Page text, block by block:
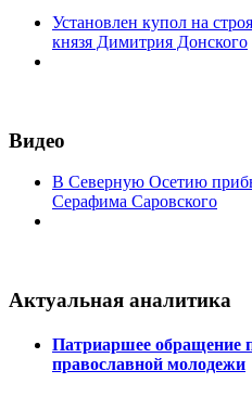
Установлен купол на
князя Димитрия Донского
Видео
В Северную Осетию
Серафима Саровского
Актуальная аналитика
Патриаршее обращение
православной молодежи